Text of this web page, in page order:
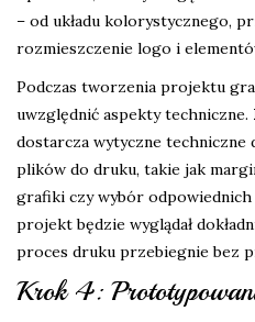
– od układu kolorystycznego,
rozmieszczenie logo i
Podczas tworzenia projektu
uwzględnić aspekty techniczne.
dostarcza wytyczne techniczne
plików do druku, takie jak
grafiki czy wybór
projekt będzie wyglądał
proces druku przebiegnie bez
Krok 4: